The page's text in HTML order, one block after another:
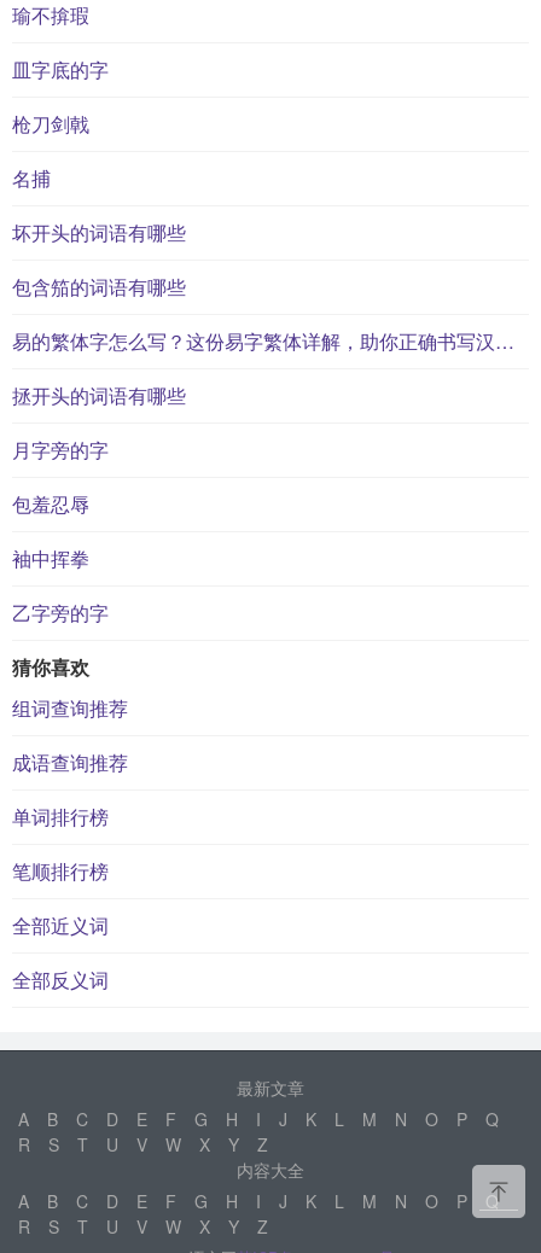
瑜不揜瑕
皿字底的字
枪刀剑戟
名捕
坏开头的词语有哪些
包含笳的词语有哪些
易的繁体字怎么写？这份易字繁体详解，助你正确书写汉字_汉字繁体学习
拯开头的词语有哪些
月字旁的字
包羞忍辱
袖中挥拳
乙字旁的字
猜你喜欢
组词查询推荐
成语查询推荐
单词排行榜
笔顺排行榜
全部近义词
全部反义词
最新文章
A
B C D E F G H I J K L M N O P
Q
R
S T U V W X Y
Z
内容大全
A
B C D E F G H I J K L M N O P
Q
R
S T U V W X Y Z